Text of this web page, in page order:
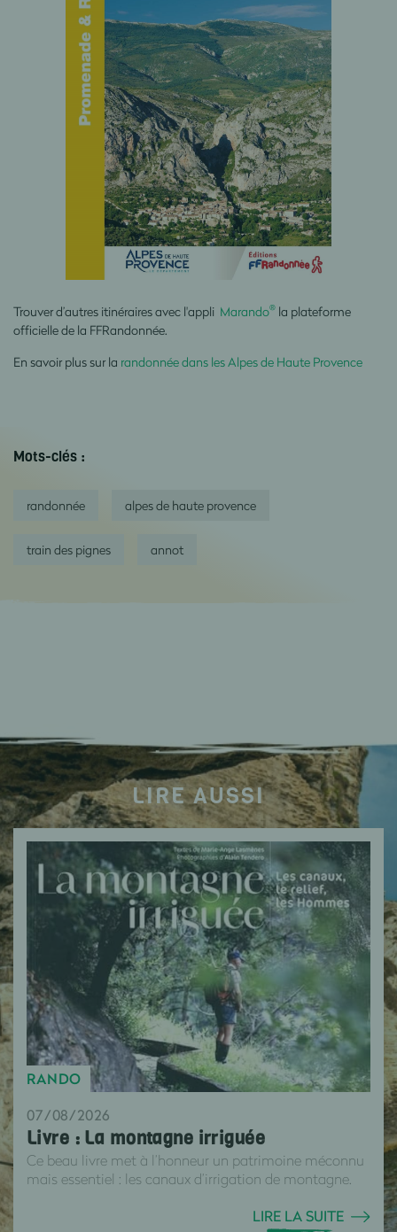
Trouver d’autres itinéraires avec l'appli Marando® la plateforme
officielle de la FFRandonnée.
En savoir plus sur la randonnée dans les Alpes de Haute Provence
Mots-clés :
randonnée alpes de haute provence
train des pignes annot
LIRE AUSSI
RANDO
07/08/2026
Livre : La montagne irriguée
Ce beau livre met à l’honneur un patrimoine méconnu
mais essentiel : les canaux d’irrigation de montagne.
LIRE LA SUITE